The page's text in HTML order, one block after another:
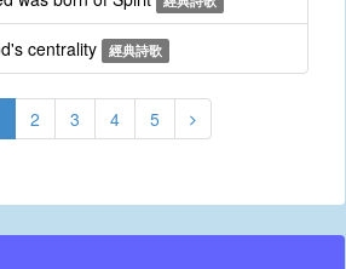
centrality 經典詩歌
2 3 4 5